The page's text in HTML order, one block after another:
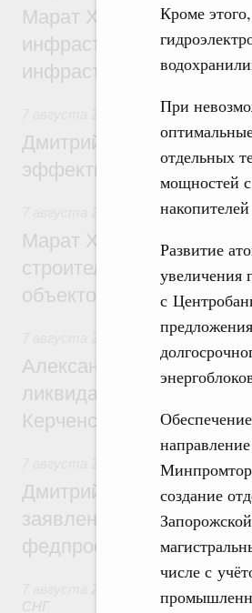
Кроме
При
отдельных
мощностей
Развитие
с
создание
числе с
Марат Хуснуллин: 15
инфраструктуры
инфраструктурным
Развитие
Дмитрий Патрушев:
эффективность
Экономика
Марат Хуснуллин:
строительство и
объектов
Чрезвычайные
Александр Козлов
ликвидации
Керченском проливе
Среднее
Дмитрий Чернышенко:
заявлений от
федпроекта
Евразийский
СНГ